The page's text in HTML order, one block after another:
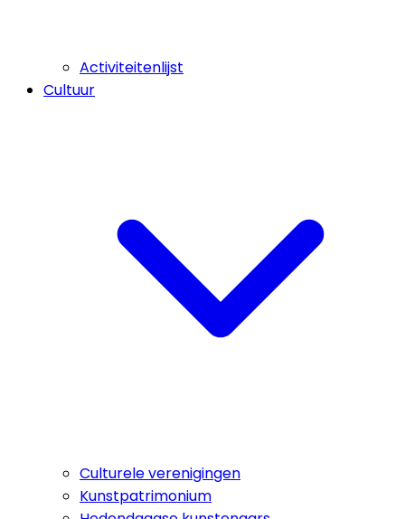
Activiteitenlijst
Cultuur
Culturele verenigingen
Kunstpatrimonium